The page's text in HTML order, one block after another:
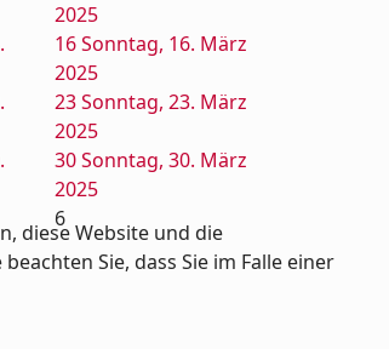
2025
16Sonntag, 16. März
2025
23Sonntag, 23. März
2025
30Sonntag, 30. März
2025
6
diese Website und die
Sie, dass Sie im Falle einer